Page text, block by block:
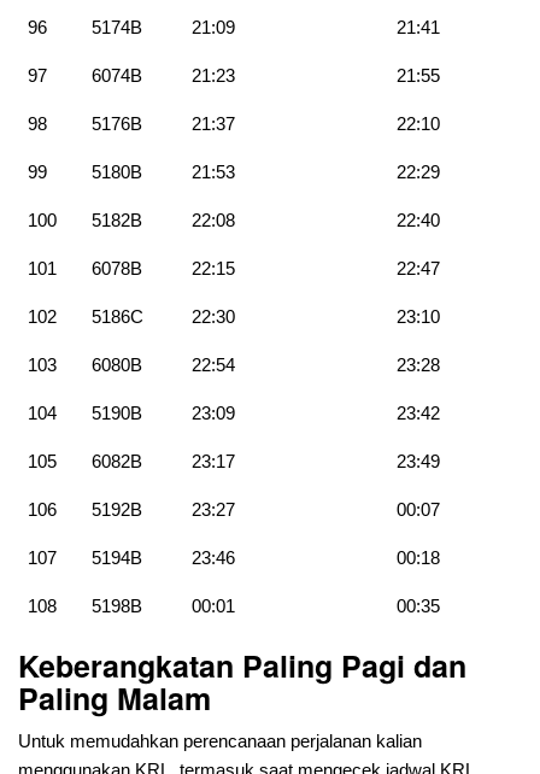
96 5174B 21:09 21:41
97 6074B 21:23 21:55
98 5176B 21:37 22:10
99 5180B 21:53 22:29
100 5182B 22:08 22:40
101 6078B 22:15 22:47
102 5186C 22:30 23:10
103 6080B 22:54 23:28
104 5190B 23:09 23:42
105 6082B 23:17 23:49
106 5192B 23:27 00:07
107 5194B 23:46 00:18
108 5198B 00:01 00:35
Keberangkatan Paling Pagi dan
Paling Malam
Untuk memudahkan perencanaan perjalanan kalian
menggunakan KRL, termasuk saat mengecek jadwal KRL